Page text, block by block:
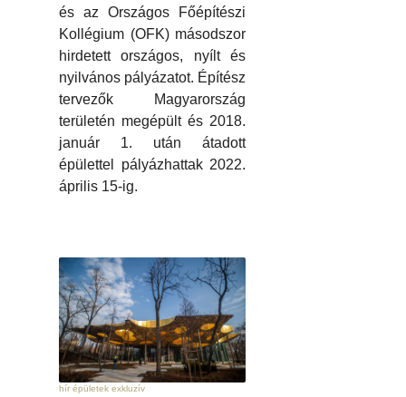
és az Országos Főépítészi
Kollégium (OFK) másodszor
hirdetett országos, nyílt és
nyilvános pályázatot. Építész
tervezők Magyarország
területén megépült és 2018.
január 1. után átadott
épülettel pályázhattak 2022.
április 15-ig.
hír épületek exkluzív